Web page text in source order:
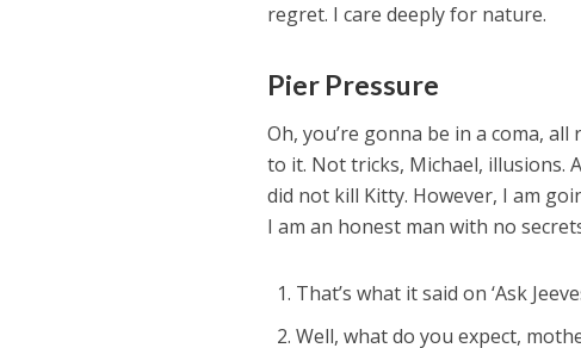
regret. I care deeply for nature.
Pier Pressure
Oh, you’re gonna be in a coma,
to it. Not tricks, Michael, illusions.
did not kill Kitty. However, I am
I am an honest man with no
That’s what it said on ‘Ask
Well, what do you expect,